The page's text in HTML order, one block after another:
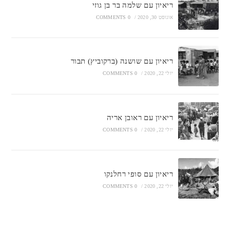
ריאיון עם שלמה בר בן גוזי
אוגוסט 30, 2020 /
0 COMMENTS
ריאיון עם שושנה (ברקוביץ) תבור
יולי 22, 2020 /
0 COMMENTS
ריאיון עם ראובן אריה
יולי 22, 2020 /
0 COMMENTS
ריאיון עם סופי רחלנקו
יולי 22, 2020 /
0 COMMENTS